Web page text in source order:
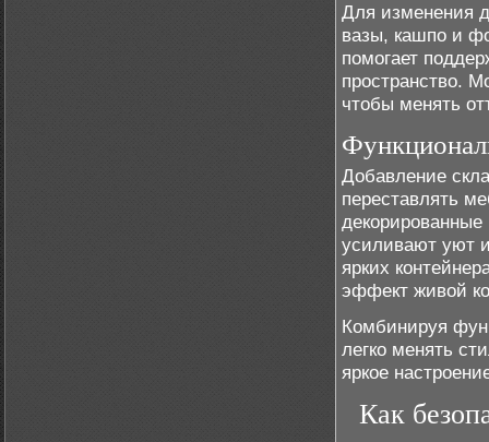
Для изменения
вазы, кашпо и
помогает
пространство.
чтобы менять
Добавление
переставлять
декорированные
усиливают уют
ярких
эффект живой
Комбинируя
легко менять
яркое
Как